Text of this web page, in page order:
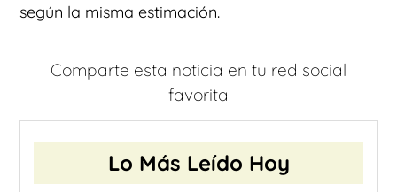
según la misma estimación.
Comparte esta noticia en tu red social
favorita
Lo Más Leído Hoy